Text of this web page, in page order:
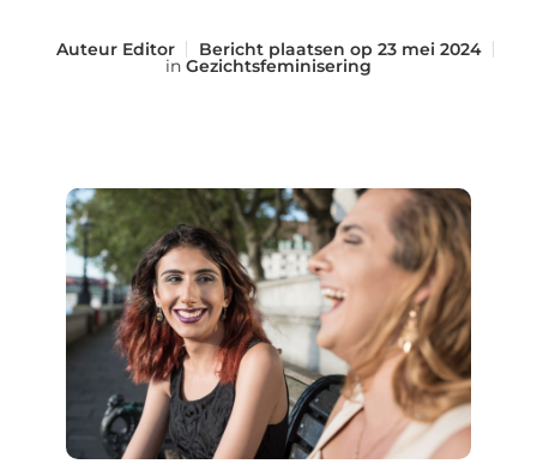
AuteurEditor Bericht plaatsen op 23 mei 2024
in Gezichtsfeminisering